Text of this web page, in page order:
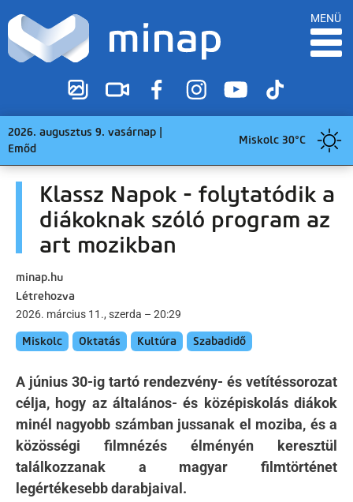
MENÜ
2026. augusztus 9. vasárnap |
Emőd
Miskolc 30°C
Klassz Napok - folytatódik a
diákoknak szóló program az
art mozikban
minap.hu
Létrehozva
2026. március 11., szerda – 20:29
Miskolc Oktatás Kultúra Szabadidő
A június 30-ig tartó rendezvény- és vetítéssorozat
célja, hogy az általános- és középiskolás diákok
minél nagyobb számban jussanak el moziba, és a
közösségi filmnézés élményén keresztül
találkozzanak a magyar filmtörténet
legértékesebb darabjaival.